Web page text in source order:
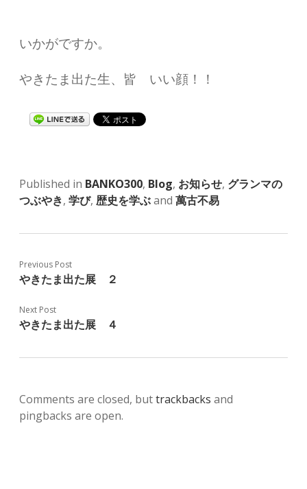
いかがですか。
やきたま出た生、皆 いい顔！！
Published in BANKO300, Blog, お知らせ, グランマの
つぶやき, 学び, 歴史を学ぶand 萬古不易
Previous Post
やきたま出た展 ２
Next Post
やきたま出た展 ４
Comments are closed, buttrackbacks and
pingbacks are open.